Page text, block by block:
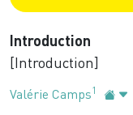
Introduction
[Introduction]
Valérie Camps 1